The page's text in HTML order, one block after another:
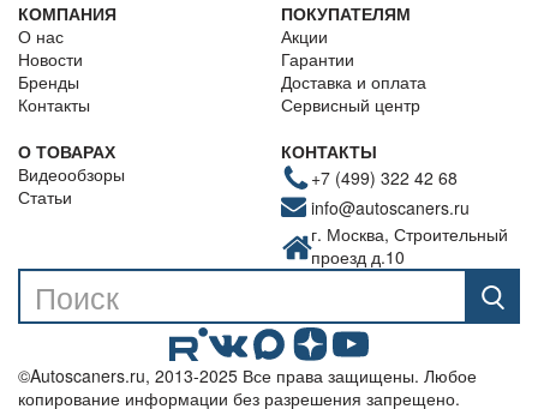
КОМПАНИЯ
О нас
Новости
Бренды
Контакты
ПОКУПАТЕЛЯМ
Акции
Гарантии
Доставка и оплата
Сервисный центр
О ТОВАРАХ
Видеообзоры
Статьи
КОНТАКТЫ
+7 (499) 322 42 68
info@autoscaners.ru
г. Москва, Строительный
проезд д.10
©Autoscaners.ru, 2013-2025 Все права защищены. Любое
копирование информации без разрешения запрещено.